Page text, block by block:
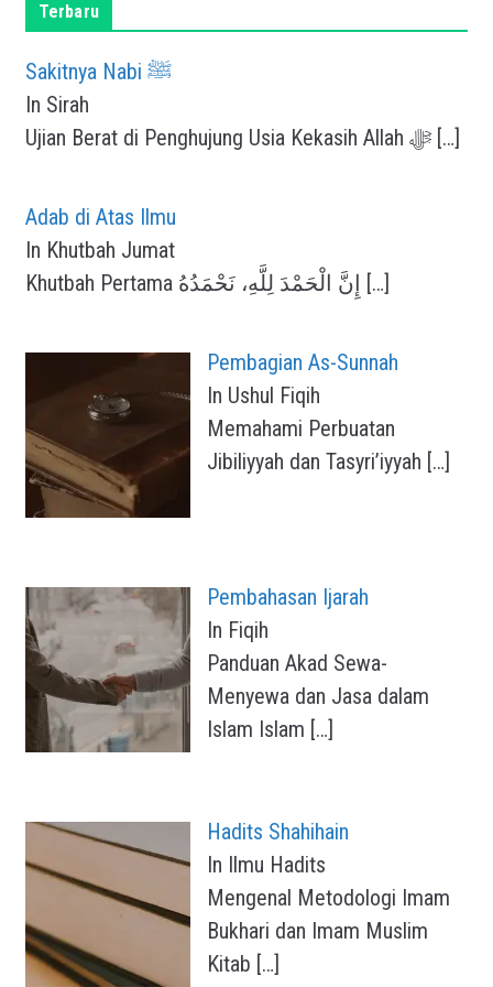
Terbaru
Sakitnya Nabi ﷺ
In Sirah
Ujian Berat di Penghujung Usia Kekasih Allah ﷻ […]
Adab di Atas Ilmu
In Khutbah Jumat
[…]
Pembagian As-Sunnah
In Ushul Fiqih
Memahami Perbuatan
Jibiliyyah dan Tasyri’iyyah […]
Pembahasan Ijarah
In Fiqih
Panduan Akad Sewa-
Menyewa dan Jasa dalam
Islam Islam […]
Hadits Shahihain
In Ilmu Hadits
Mengenal Metodologi Imam
Bukhari dan Imam Muslim
Kitab […]